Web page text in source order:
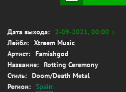
Дата выхода: 2-09-2021, 00:00 г.
Лейбл: Xtreem Music
Артист: Famishgod
Название: Rotting Ceremony
Стиль: Doom/Death Metal
Регион:
Spain